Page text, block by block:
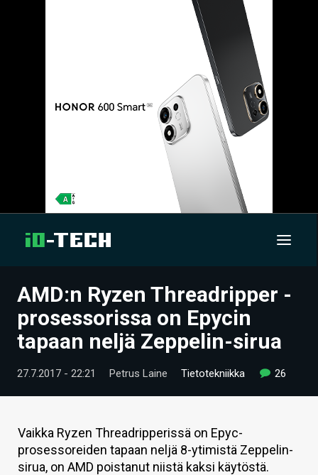
UUTISET
ARTIKKELIT
VIDEOT
TECHBBS
TIETOA
HINTA.FI
AMD:n Ryzen Threadripper -
prosessorissa on Epycin
tapaan neljä Zeppelin-sirua
27.7.2017 - 22:21 Petrus Laine Tietotekniikka 26
Vaikka Ryzen Threadripperissä on Epyc-
prosessoreiden tapaan neljä 8-ytimistä Zeppelin-
sirua, on AMD poistanut niistä kaksi käytöstä.